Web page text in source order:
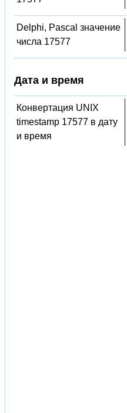
Delphi, Pascal значение
числа 17577
Дата и время
Конвертация UNIX
timestamp 17577 в дату
и время